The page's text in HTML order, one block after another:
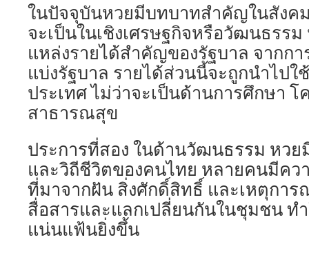
ในปัจจุบันหวยมีบทบาทสำคัญในสังค
จะเป็นในเชิงเศรษฐกิจหรือวัฒนธรร
แหล่งรายได้สำคัญของรัฐบาล จากก
แบ่งรัฐบาล รายได้ส่วนนี้จะถูกนำไป
ประเทศ ไม่ว่าจะเป็นด้านการศึกษา
สาธารณสุข
ประการที่สอง ในด้านวัฒนธรรม หว
และวิถีชีวิตของคนไทย หลายคนมีคว
ที่มาจากฝัน สิ่งศักดิ์สิทธิ์ และเหตุกา
สื่อสารและแลกเปลี่ยนกันในชุมชน ท
แน่นแฟ้นยิ่งขึ้น